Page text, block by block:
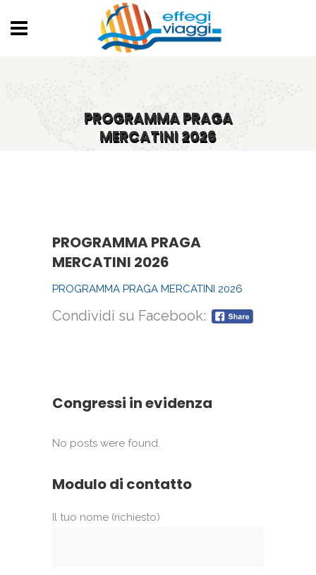
PROGRAMMA PRAGA
MERCATINI 2026
PROGRAMMA PRAGA
MERCATINI 2026
PROGRAMMA PRAGA MERCATINI 2026
Condividi su Facebook:
Congressi in evidenza
No posts were found.
Modulo di contatto
Il tuo nome (richiesto)